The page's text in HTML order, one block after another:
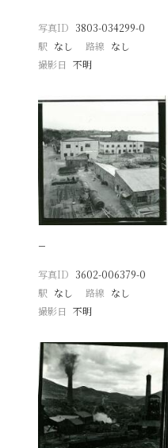
写真ID 3803-034299-0
駅 なし 路線 なし
撮影日
不明
−
写真ID 3602-006379-0
駅 なし 路線 なし
撮影日
不明